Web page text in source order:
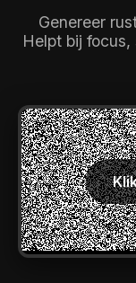
Genereer
Helpt bij